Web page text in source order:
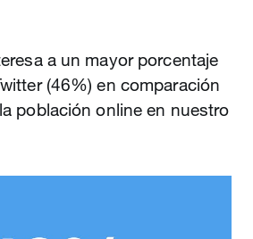
a un mayor porcentaje
(46%) en comparación
población online en nuestro